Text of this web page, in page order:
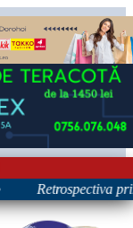
Retrospectiva